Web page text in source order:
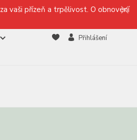
vaši přízeň a trpělivost. O obnovení
Přihlášení